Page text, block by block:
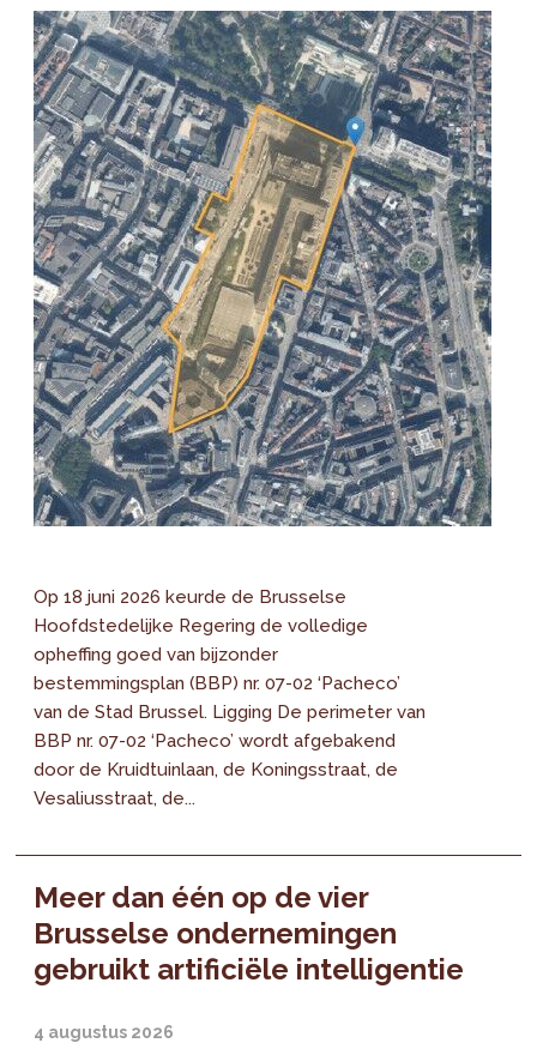
Op 18 juni 2026 keurde de Brusselse
Hoofdstedelijke Regering de volledige
opheffing goed van bijzonder
bestemmingsplan (BBP) nr. 07-02 ‘Pacheco’
van de Stad Brussel. Ligging De perimeter van
BBP nr. 07-02 ‘Pacheco’ wordt afgebakend
door de Kruidtuinlaan, de Koningsstraat, de
Vesaliusstraat, de...
Meer dan één op de vier
Brusselse ondernemingen
gebruikt artificiële intelligentie
4 augustus 2026